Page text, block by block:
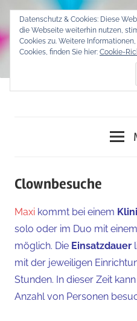
Zum
Inhalt
springen
Clownbesuche
Maxi kommt bei einem
solo oder im Duo mit
möglich. Die Einsatzdauer
mit der jeweiligen
Stunden. In dieser Zeit
Anzahl von Personen
Datenschutz & Cookies: Diese
die Webseite weiterhin nutzen,
Cookies zu. Weitere
Cookies, finden Sie hier: Cookie-